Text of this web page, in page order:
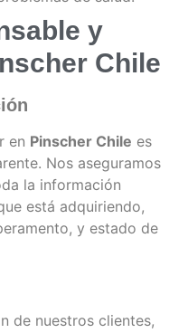
y
Chile
en Pinscher Chile es
Nos aseguramos
la información
está adquiriendo,
y estado de
de nuestros clientes,